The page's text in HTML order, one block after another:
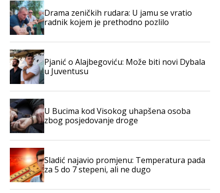
Drama zeničkih rudara: U jamu se vratio
radnik kojem je prethodno pozlilo
Pjanić o Alajbegoviću: Može biti novi Dybala
u Juventusu
U Bucima kod Visokog uhapšena osoba
zbog posjedovanje droge
Sladić najavio promjenu: Temperatura pada
za 5 do 7 stepeni, ali ne dugo